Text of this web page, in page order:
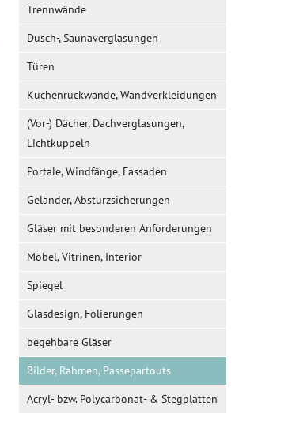
Trennwände
Dusch-, Saunaverglasungen
Türen
Küchenrückwände, Wandverkleidungen
(Vor-) Dächer, Dachverglasungen,
Lichtkuppeln
Portale, Windfänge, Fassaden
Geländer, Absturzsicherungen
Gläser mit besonderen Anforderungen
Möbel, Vitrinen, Interior
Spiegel
Glasdesign, Folierungen
begehbare Gläser
Bilder, Rahmen, Passepartouts
Acryl- bzw. Polycarbonat- & Stegplatten